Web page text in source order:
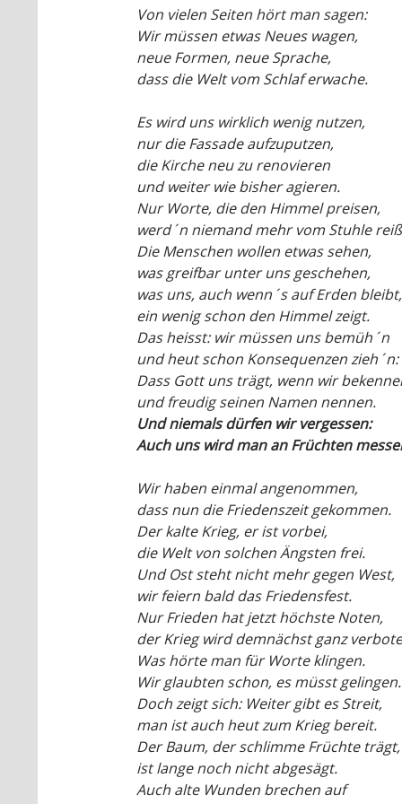
Von vielen Seiten hört man sagen:
Wir müssen etwas Neues wagen,
neue Formen, neue Sprache,
dass die Welt vom Schlaf erwache.
Es wird uns wirklich wenig nutzen,
nur die Fassade aufzuputzen,
die Kirche neu zu renovieren
und weiter wie bisher agieren.
Nur Worte, die den Himmel preisen,
werd´n niemand mehr vom Stuhle
Die Menschen wollen etwas sehen,
was greifbar unter uns geschehen,
was uns, auch wenn´s auf Erden bleibt,
ein wenig schon den Himmel zeigt.
Das heisst: wir müssen uns bemüh´n
und heut schon Konsequenzen zieh´n:
Dass Gott uns trägt, wenn wir
und freudig seinen Namen nennen.
Und niemals dürfen wir vergessen:
Auch uns wird man an Früchten
Wir haben einmal angenommen,
dass nun die Friedenszeit gekommen.
Der kalte Krieg, er ist vorbei,
die Welt von solchen Ängsten frei.
Und Ost steht nicht mehr gegen West,
wir feiern bald das Friedensfest.
Nur Frieden hat jetzt höchste Noten,
der Krieg wird demnächst ganz
Was hörte man für Worte klingen.
Wir glaubten schon, es müsst gelingen.
Doch zeigt sich: Weiter gibt es Streit,
man ist auch heut zum Krieg bereit.
Der Baum, der schlimme Früchte trägt,
ist lange noch nicht abgesägt.
Auch alte Wunden brechen auf